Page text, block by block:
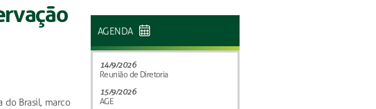
do Brasil, marco
AGENDA
14/9/2026
Reunião de Diretoria
15/9/2026
AGE